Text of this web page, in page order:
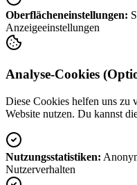
Oberflächeneinstellungen:
Anzeigeeinstellungen
Analyse-Cookies
Diese Cookies helfen uns zu
Website nutzen. Du kannst
Nutzungsstatistiken:
Nutzerverhalten